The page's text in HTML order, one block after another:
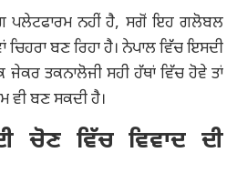
ਪਲੇਟਫਾਰਮ ਨਹੀਂ ਹੈ, ਸਗੋਂ ਇਹ ਗਲੋਬਲ
ਚਿਹਰਾ ਬਣ ਰਿਹਾ ਹੈ। ਨੇਪਾਲ ਵਿੱਚ ਇਸਦੀ
ਤਕਨਾਲੋਜੀ ਸਹੀ ਹੱਥਾਂ ਵਿੱਚ ਹੋਵੇ ਤਾਂ
ਵੀ ਬਣ ਸਕਦੀ ਹੈ।
ਚੋਣ ਵਿੱਚ ਵਿਵਾਦ ਦੀ